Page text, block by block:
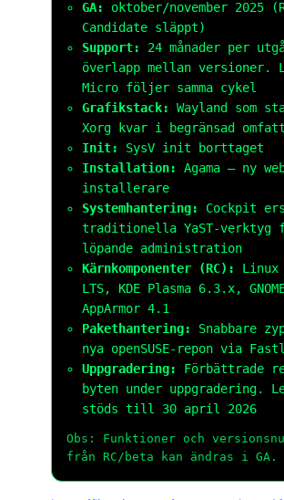
GA:
oktober/november 2025
Candidate släppt)
Support:
24 månader per
överlapp mellan versioner.
Micro följer samma cykel
Grafikstack:
Wayland som
Xorg kvar i begränsad
Init:
SysV init borttaget
Installation:
Agama – ny
installerare
Systemhantering:
Cockpit
traditionella YaST-verktyg
löpande administration
Kärnkomponenter (RC):
Linux
LTS, KDE Plasma 6.3.x,
AppArmor 4.1
Pakethantering:
Snabbare
nya openSUSE-repon via
Uppgradering:
Förbättrade
byten under uppgradering.
stöds till 30 april 2026
Obs: Funktioner och
från RC/beta kan ändras i GA.